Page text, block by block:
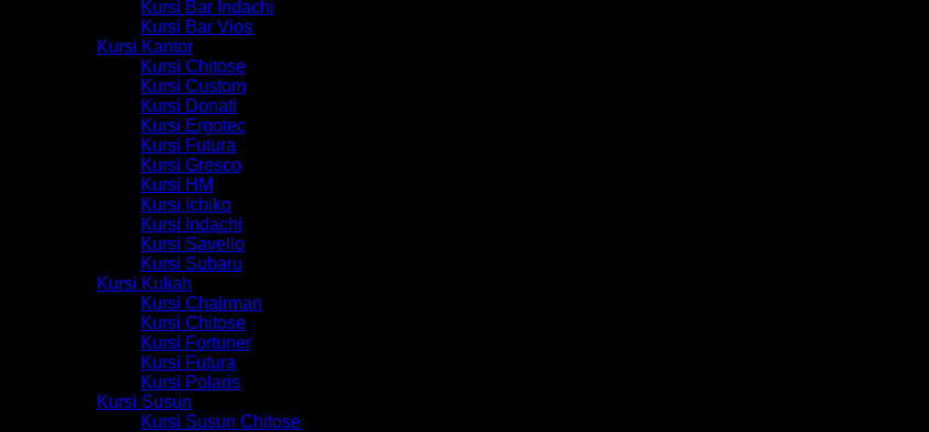
Kursi Bar Indachi
Kursi Bar Vios
Kursi Kantor
Kursi Chitose
Kursi Custom
Kursi Donati
Kursi Ergotec
Kursi Futura
Kursi Gresco
Kursi HM
Kursi Ichiko
Kursi Indachi
Kursi Savello
Kursi Subaru
Kursi Kuliah
Kursi Chairman
Kursi Chitose
Kursi Fortuner
Kursi Futura
Kursi Polaris
Kursi Susun
Kursi Susun Chitose